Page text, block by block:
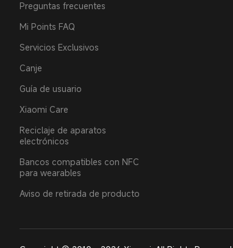
Preguntas frecuentes
Mi Points FAQ
Servicios Exclusivos
Canje
Guía de usuario
Xiaomi Care
Reciclaje de aparatos
electrónicos
Bancos compatibles con NFC
para wearables
Aviso de retirada de producto